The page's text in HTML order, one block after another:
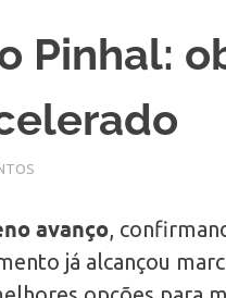
Pinhal:
avanço,
já alcançou